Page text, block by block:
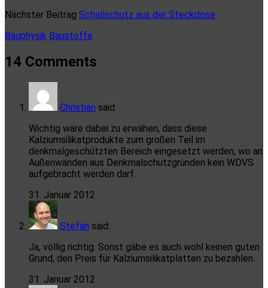
Nächster Beitrag Schallschutz aus der Steckdose
Bauphysik Baustoffe
14 Comments
Christian said:
Wichtig wäre dabei zu erwähen, dass diese
Kalziumsilikatprodukte zum großen Teil im
denkmalgeschützten Bereich eingesetzt werden, wo an
Außenwänden aus Denkmalschutzgründen kein WDVS
aufgebracht werden darf.
31. Januar 2012
Stefan said:
Ja, völlig richtig. Sonst gäbe es auch wohl keinen guten
Grund, den Preis für Kalziumsilikatplatten zu bezahlen.
31. Januar 2012